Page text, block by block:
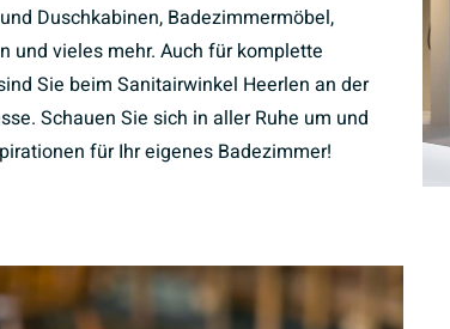
Duschkabinen, Badezimmermöbel,
und vieles mehr. Auch für komplette
Sie beim Sanitairwinkel Heerlen an der
Schauen Sie sich in aller Ruhe um und
für Ihr eigenes Badezimmer!